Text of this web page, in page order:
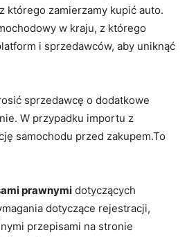
którego zamierzamy kupić auto.
w kraju, z którego
i sprzedawców, aby uniknąć
sprzedawcę o dodatkowe
W przypadku importu z
samochodu przed zakupem.To
prawnymi dotyczących
dotyczące rejestracji,
przepisami na stronie